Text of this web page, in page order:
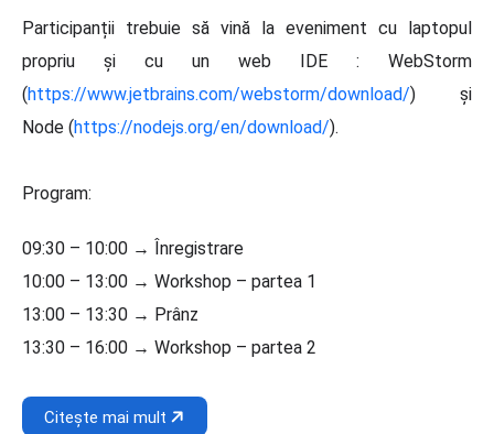
Participanții trebuie să vină la eveniment cu laptopul
propriu și cu un web IDE : WebStorm
(https://www.jetbrains.com/webstorm/download/) și
Node (https://nodejs.org/en/download/).
Program:
09:30 – 10:00 → Înregistrare
10:00 – 13:00 → Workshop – partea 1
13:00 – 13:30 → Prânz
13:30 – 16:00 → Workshop – partea 2
Citește mai mult